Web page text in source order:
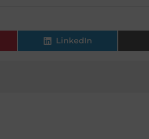
LinkedIn